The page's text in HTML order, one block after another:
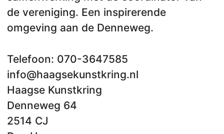
de vereniging. Een inspirerende
omgeving aan de Denneweg.
Telefoon: 070-3647585
info@haagsekunstkring.nl
Haagse Kunstkring
Denneweg 64
2514 CJ